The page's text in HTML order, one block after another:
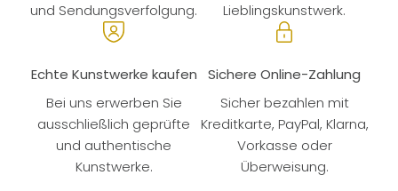
und Sendungsverfolgung.
Lieblingskunstwerk.
Echte Kunstwerke kaufen
Bei uns erwerben Sie
ausschließlich geprüfte
und authentische
Kunstwerke.
Sichere Online-Zahlung
Sicher bezahlen mit
Kreditkarte, PayPal, Klarna,
Vorkasse oder
Überweisung.